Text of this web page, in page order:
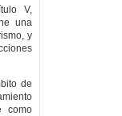
V,
una
y
de
como